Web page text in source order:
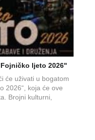
ljeto 2026"
će uživati u bogatom
2026“, koja će ove
Brojni kulturni,